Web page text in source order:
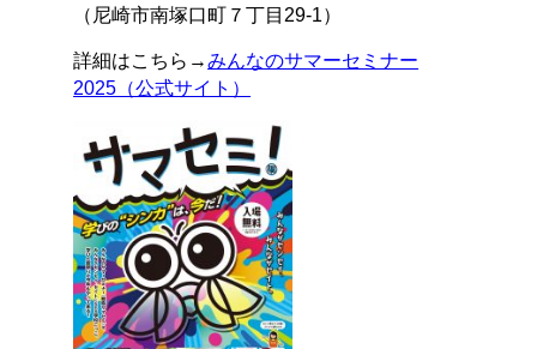
（尼崎市南塚口町７丁目29-1）
詳細はこちら→みんなのサマーセミナー
2025（公式サイト）